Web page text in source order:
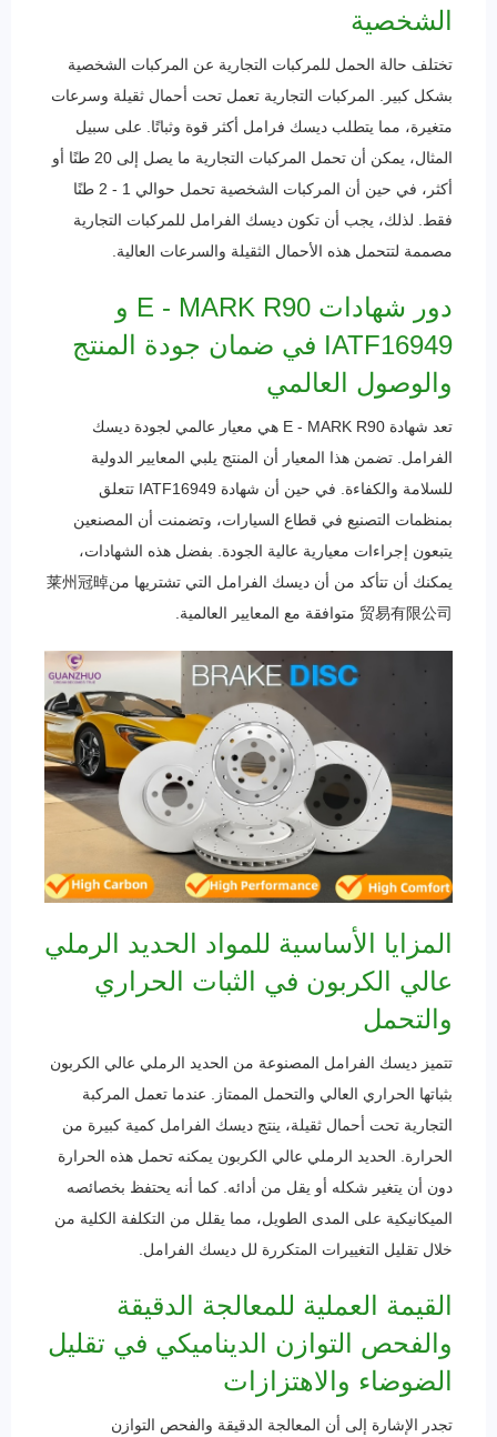
الشخصية
تختلف حالة الحمل للمركبات التجارية عن المركبات الشخصية
بشكل كبير. المركبات التجارية تعمل تحت أحمال ثقيلة وسرعات
متغيرة، مما يتطلب ديسك فرامل أكثر قوة وثباتًا. على سبيل
المثال، يمكن أن تحمل المركبات التجارية ما يصل إلى 20 طنًا أو
أكثر، في حين أن المركبات الشخصية تحمل حوالي 1 - 2 طنًا
فقط. لذلك، يجب أن تكون ديسك الفرامل للمركبات التجارية
مصممة لتتحمل هذه الأحمال الثقيلة والسرعات العالية.
دور شهادات E - MARK R90 و
IATF16949 في ضمان جودة المنتج
والوصول العالمي
تعد شهادة E - MARK R90 هي معيار عالمي لجودة ديسك
الفرامل. تضمن هذا المعيار أن المنتج يلبي المعايير الدولية
للسلامة والكفاءة. في حين أن شهادة IATF16949 تتعلق
بمنظمات التصنيع في قطاع السيارات، وتضمنت أن المصنعين
يتبعون إجراءات معيارية عالية الجودة. بفضل هذه الشهادات،
يمكنك أن تتأكد من أن ديسك الفرامل التي تشتريها من莱州冠晫
贸易有限公司 متوافقة مع المعايير العالمية.
المزايا الأساسية للمواد الحديد الرملي
عالي الكربون في الثبات الحراري
والتحمل
تتميز ديسك الفرامل المصنوعة من الحديد الرملي عالي الكربون
بثباتها الحراري العالي والتحمل الممتاز. عندما تعمل المركبة
التجارية تحت أحمال ثقيلة، ينتج ديسك الفرامل كمية كبيرة من
الحرارة. الحديد الرملي عالي الكربون يمكنه تحمل هذه الحرارة
دون أن يتغير شكله أو يقل من أدائه. كما أنه يحتفظ بخصائصه
الميكانيكية على المدى الطويل، مما يقلل من التكلفة الكلية من
خلال تقليل التغييرات المتكررة لل ديسك الفرامل.
القيمة العملية للمعالجة الدقيقة
والفحص التوازن الديناميكي في تقليل
الضوضاء والاهتزازات
تجدر الإشارة إلى أن المعالجة الدقيقة والفحص التوازن